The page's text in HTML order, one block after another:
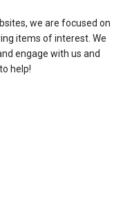
we are focused on
items of interest. We
engage with us and
help!